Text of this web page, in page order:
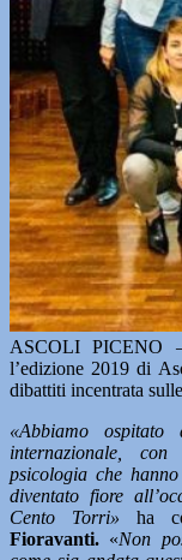
ASCOLI PICENO
l’edizione 2019 di
dibattiti incentrata
«Abbiamo
internazionale,
psicologia che
diventato fiore
Cento Torri» ha
Fioravanti. «Non